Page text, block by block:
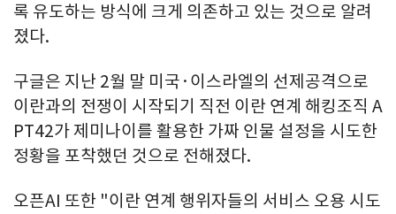
록 유도하는 방식에 크게 의존하고 있는 것으로 알려
졌다.
구글은 지난 2월 말 미국·이스라엘의 선제공격으로
이란과의 전쟁이 시작되기 직전 이란 연계 해킹조직 A
PT42가 제미나이를 활용한 가짜 인물 설정을 시도한
정황을 포착했던 것으로 전해졌다.
오픈AI 또한 "이란 연계 행위자들의 서비스 오용 시도